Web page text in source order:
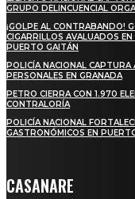
GRUPO DELINCUENCIAL
¡GOLPE AL CONTRABANDO!
CIGARRILLOS AVALUADOS
PUERTO GAITÁN
POLICÍA NACIONAL
PERSONALES EN GRANADA
PETRO CIERRA CON 1.970
CONTRALORÍA
POLICÍA NACIONAL
GASTRONÓMICOS EN
CASANARE